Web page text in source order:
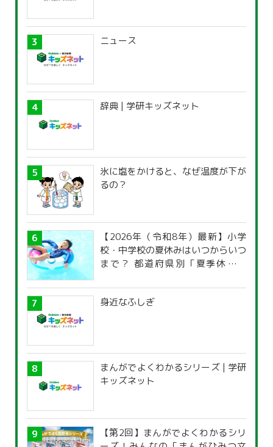
ニュース
辞典 | 学研キッズネット
氷に塩をかけると、なぜ温度が下が
るの？
【2026年（令和8年）最新】小学
校・中学校の夏休みはいつからいつ
まで？ 都道府県別「夏季休暇一
身近なふしぎ
まんがでよくわかるシリーズ | 学研
キッズネット
【第2回】まんがでよくわかるシリ